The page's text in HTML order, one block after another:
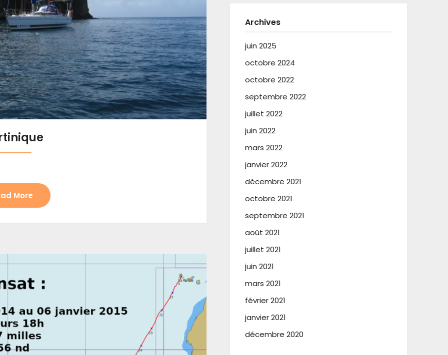
More
Archives
juin 2025
octobre 2024
octobre 2022
septembre 2022
juillet 2022
juin 2022
mars 2022
janvier 2022
décembre 2021
octobre 2021
septembre 2021
août 2021
juillet 2021
juin 2021
mars 2021
février 2021
janvier 2021
décembre 2020